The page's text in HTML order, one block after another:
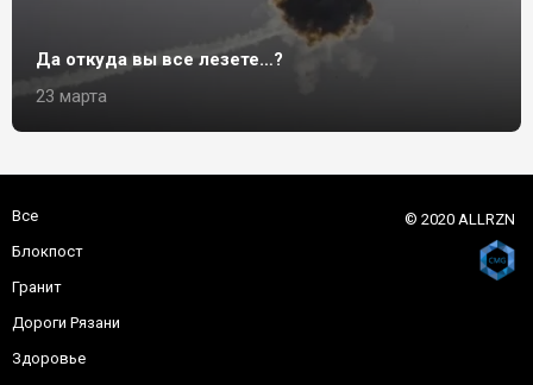
Да откуда вы все лезете…?
23 марта
Все
Блокпост
Гранит
Дороги Рязани
Здоровье
© 2020 ALLRZN